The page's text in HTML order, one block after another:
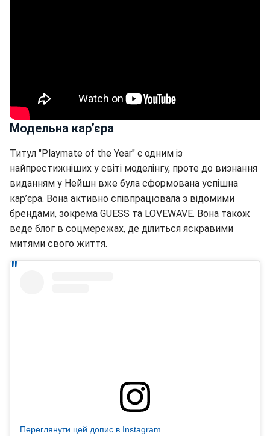
Модельна кар’єра
Титул "Playmate of the Year" є одним із
найпрестижніших у світі моделінгу, проте до визнання
виданням у Нейшн вже була сформована успішна
кар’єра. Вона активно співпрацювала з відомими
брендами, зокрема GUESS та LOVEWAVE. Вона також
веде блог в соцмережах, де ділиться яскравими
митями свого життя.
Переглянути цей допис в Instagram